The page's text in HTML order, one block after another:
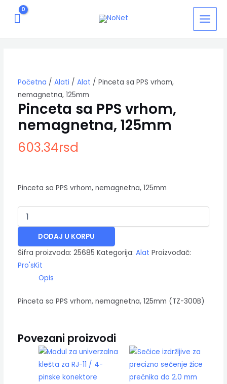
MAIN
MENU
Početna / Alati / Alat / Pinceta sa PPS vrhom,
nemagnetna, 125mm
Pinceta sa PPS vrhom,
nemagnetna, 125mm
603.34rsd
Pinceta sa PPS vrhom, nemagnetna, 125mm
nemagnetna,
125mm
količina
DODAJ U KORPU
Šifra proizvoda: 25685 Kategorija: Alat Proizvođač:
Pro'sKit
Opis
Pinceta sa PPS vrhom, nemagnetna, 125mm (TZ-300B)
Povezani proizvodi